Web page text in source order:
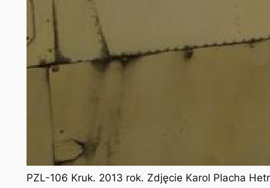
PZL-106 Kruk. 2013 rok. Zdjęcie Karol Placha